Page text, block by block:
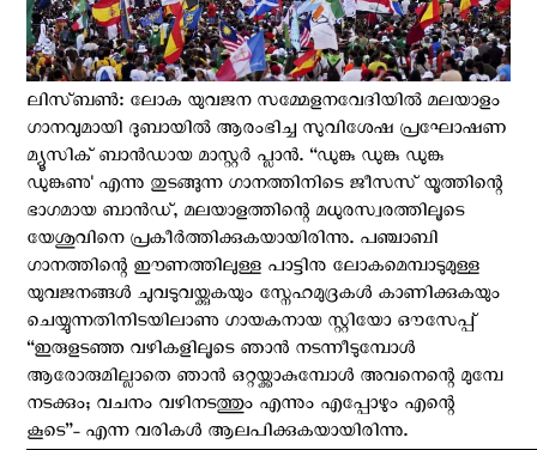
ലിസ്ബണ്‍: ലോക യുവജന സമ്മേളനവേദിയിൽ മലയാളം
ഗാനവുമായി ദുബായിൽ ആരംഭിച്ച സുവിശേഷ പ്രഘോഷണ
മ്യൂസിക് ബാൻഡായ മാസ്റ്റർ പ്ലാൻ. “ഡുങ്കു ഡുങ്കു ഡുങ്കു
ഡുങ്കുണു' എന്നു തുടങ്ങുന്ന ഗാനത്തിനിടെ ജീസസ് യൂത്തിന്റെ
ഭാഗമായ ബാന്‍ഡ്, മലയാളത്തിന്റെ മധുരസ്വരത്തിലൂടെ
യേശുവിനെ പ്രകീർത്തിക്കുകയായിരിന്നു. പഞ്ചാബി
ഗാനത്തിന്റെ ഈണത്തിലുള്ള പാട്ടിനു ലോകമെമ്പാടുമുള്ള
യുവജനങ്ങൾ ചുവടുവയ്ക്കുകയും സ്നേഹമുദ്രകൾ കാണിക്കുകയും
ചെയ്യുന്നതിനിടയിലാണു ഗായകനായ സ്റ്റിയോ ഔസേപ്പ്
“ഇരുളടഞ്ഞ വഴികളിലൂടെ ഞാൻ നടന്നീടുമ്പോൾ
ആരോരുമില്ലാതെ ഞാൻ ഒറ്റയ്ക്കാകുമ്പോൾ അവനെന്റെ മുമ്പേ
നടക്കും; വചനം വഴിനടത്തും എന്നും എപ്പോഴും എന്റെ
കൂടെ”- എന്ന വരികൾ ആലപിക്കുകയായിരിന്നു.